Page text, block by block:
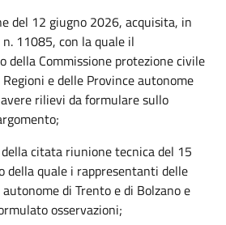
del 12 giugno 2026, acquisita, in
11085, con la quale il
della Commissione protezione civile
e delle Province autonome
rilievi da formulare sullo
della citata riunione tecnica del 15
della quale i rappresentanti delle
di Trento e di Bolzano e
osservazioni;